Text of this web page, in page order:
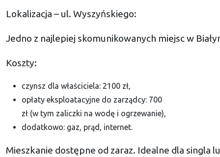
Lokalizacja – ul. Wyszyńskiego:
Jedno z najlepiej skomunikowanych miejsc w
Koszty:
czynsz dla właściciela: 2100 zł,
opłaty eksploatacyjne do zarządcy: 700
zł (w tym zaliczki na wodę i ogrzewanie),
dodatkowo: gaz, prąd, internet.
Mieszkanie dostępne od zaraz. Idealne dla singla